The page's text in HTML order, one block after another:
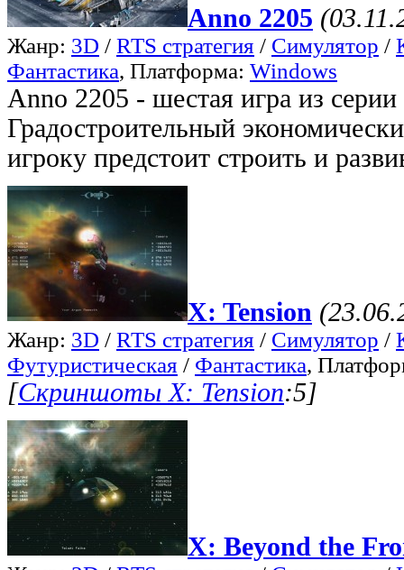
Anno 2205
Жанр: 3D / RTS стратегия / Симулятор /
Фантастика, Платформа: Windows
Anno 2205 - шестая игра из серии
Градостроительный
игроку предстоит строить и
X: Tension
Жанр: 3D / RTS стратегия / Симулятор /
Футуристическая / Фантастика,
[Скриншоты X: Tension:5]
X: Beyond the